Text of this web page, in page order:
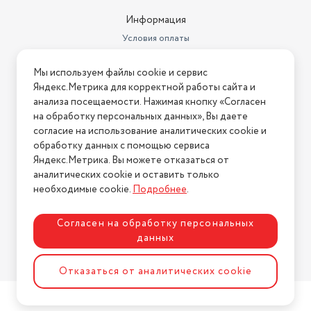
18
23.5
Гарантийный срок
1 год
Страна-изготовитель
Китай
Вес товара, г
1020
Размеры, мм (ШхГхВ)
230х111х235
Вес с учетом упаковки
Установка
напольная
Тепловентилятор;
Инструкция; Упаковка.
Цвет товара
белый
Высота (мм)
Информация
Условия оплаты
Условия возврата
Нашли ошибку на сайте? Напишите нам
2026 © Интернет-магазин "АстМаркет". У нас есть всё!
Политика конфиденциальности
Разработка сайтаASTDESIGN
Мы используем файлы cookie и сервис
Яндекс.Метрика для корректной работы сайта и
анализа посещаемости. Нажимая кнопку «Согласен
на обработку персональных данных», Вы даете
согласие на использование аналитических cookie и
обработку данных с помощью сервиса
Яндекс.Метрика. Вы можете отказаться от
аналитических cookie и оставить только
необходимые cookie.Подробнее.
Согласен на обработку персональных
данных
Отказаться от аналитических cookie